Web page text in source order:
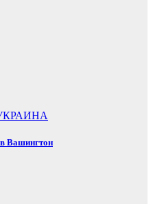
в Вашингтон